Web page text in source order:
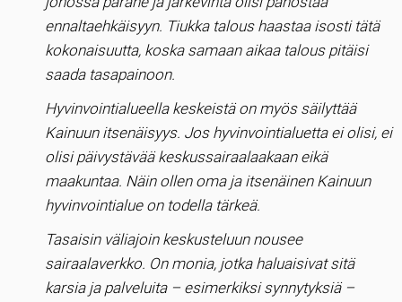
ennaltaehkäisyyn. Tiukka talous haastaa isosti tätä
kokonaisuutta, koska samaan aikaa talous pitäisi
saada tasapainoon.
Hyvinvointialueella keskeistä on myös säilyttää
Kainuun itsenäisyys. Jos hyvinvointialuetta ei olisi, ei
olisi päivystävää keskussairaalaakaan eikä
maakuntaa. Näin ollen oma ja itsenäinen Kainuun
hyvinvointialue on todella tärkeä.
Tasaisin väliajoin keskusteluun nousee
sairaalaverkko. On monia, jotka haluaisivat sitä
karsia ja palveluita – esimerkiksi synnytyksiä –